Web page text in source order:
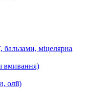
бальзами, міцелярна
вмивання)
олії)